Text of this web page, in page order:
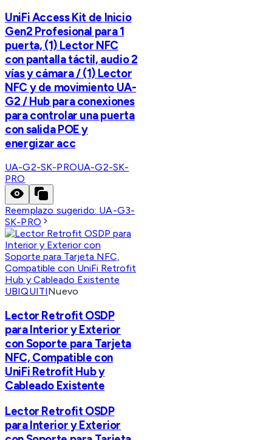
UniFi Access Kit de Inicio
Gen2 Profesional para 1
puerta, (1) Lector NFC
con pantalla táctil, audio 2
vías y cámara / (1) Lector
NFC y de movimiento UA-
G2 / Hub para conexiones
para controlar una puerta
con salida POE y
energizar acc
UA-G2-SK-PROUA-G2-SK-
PRO
Reemplazo sugerido: UA-G3-
SK-PRO
UBIQUITINuevo
Lector Retrofit OSDP
para Interior y Exterior
con Soporte para Tarjeta
NFC, Compatible con
UniFi Retrofit Hub y
Cableado Existente
Lector Retrofit OSDP
para Interior y Exterior